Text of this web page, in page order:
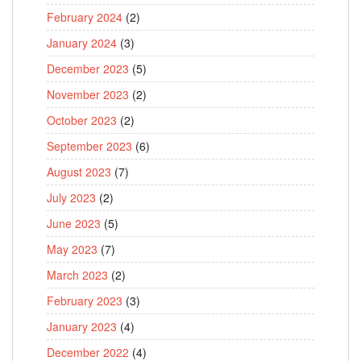
February 2024 (2)
January 2024 (3)
December 2023 (5)
November 2023 (2)
October 2023 (2)
September 2023 (6)
August 2023 (7)
July 2023 (2)
June 2023 (5)
May 2023 (7)
March 2023 (2)
February 2023 (3)
January 2023 (4)
December 2022 (4)